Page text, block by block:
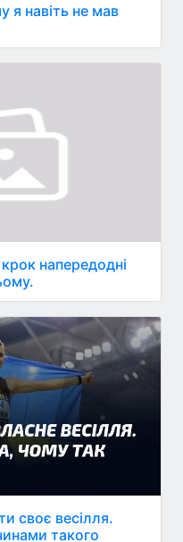
я навіть не мав
напередодні
своє весілля.
такого